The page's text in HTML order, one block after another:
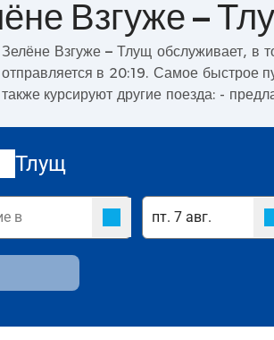
Взгуже –
Зелёне Взгуже – Тлущ обслуживает, в
в 20:19. Самое быстрое
также курсируют другие поезда: -
Тлущ